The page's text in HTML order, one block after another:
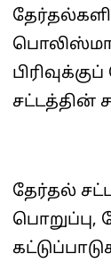
பொலிஸ்மா
சட்டத்தின்
தேர்தல்
பொறுப்பு,